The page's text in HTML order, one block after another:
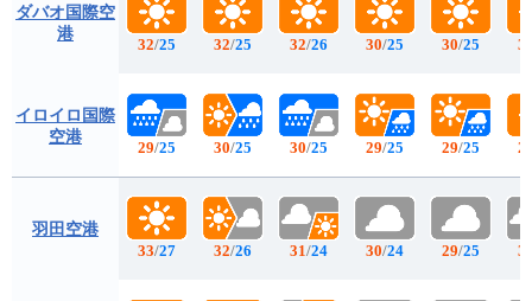
ダバオ国際空
港
イロイロ国際
空港
羽田空港
32/25
29/25
33/27
32/25
30/25
32/26
32/26
30/25
31/24
30/25
29/25
30/24
30/25
29/25
29/25